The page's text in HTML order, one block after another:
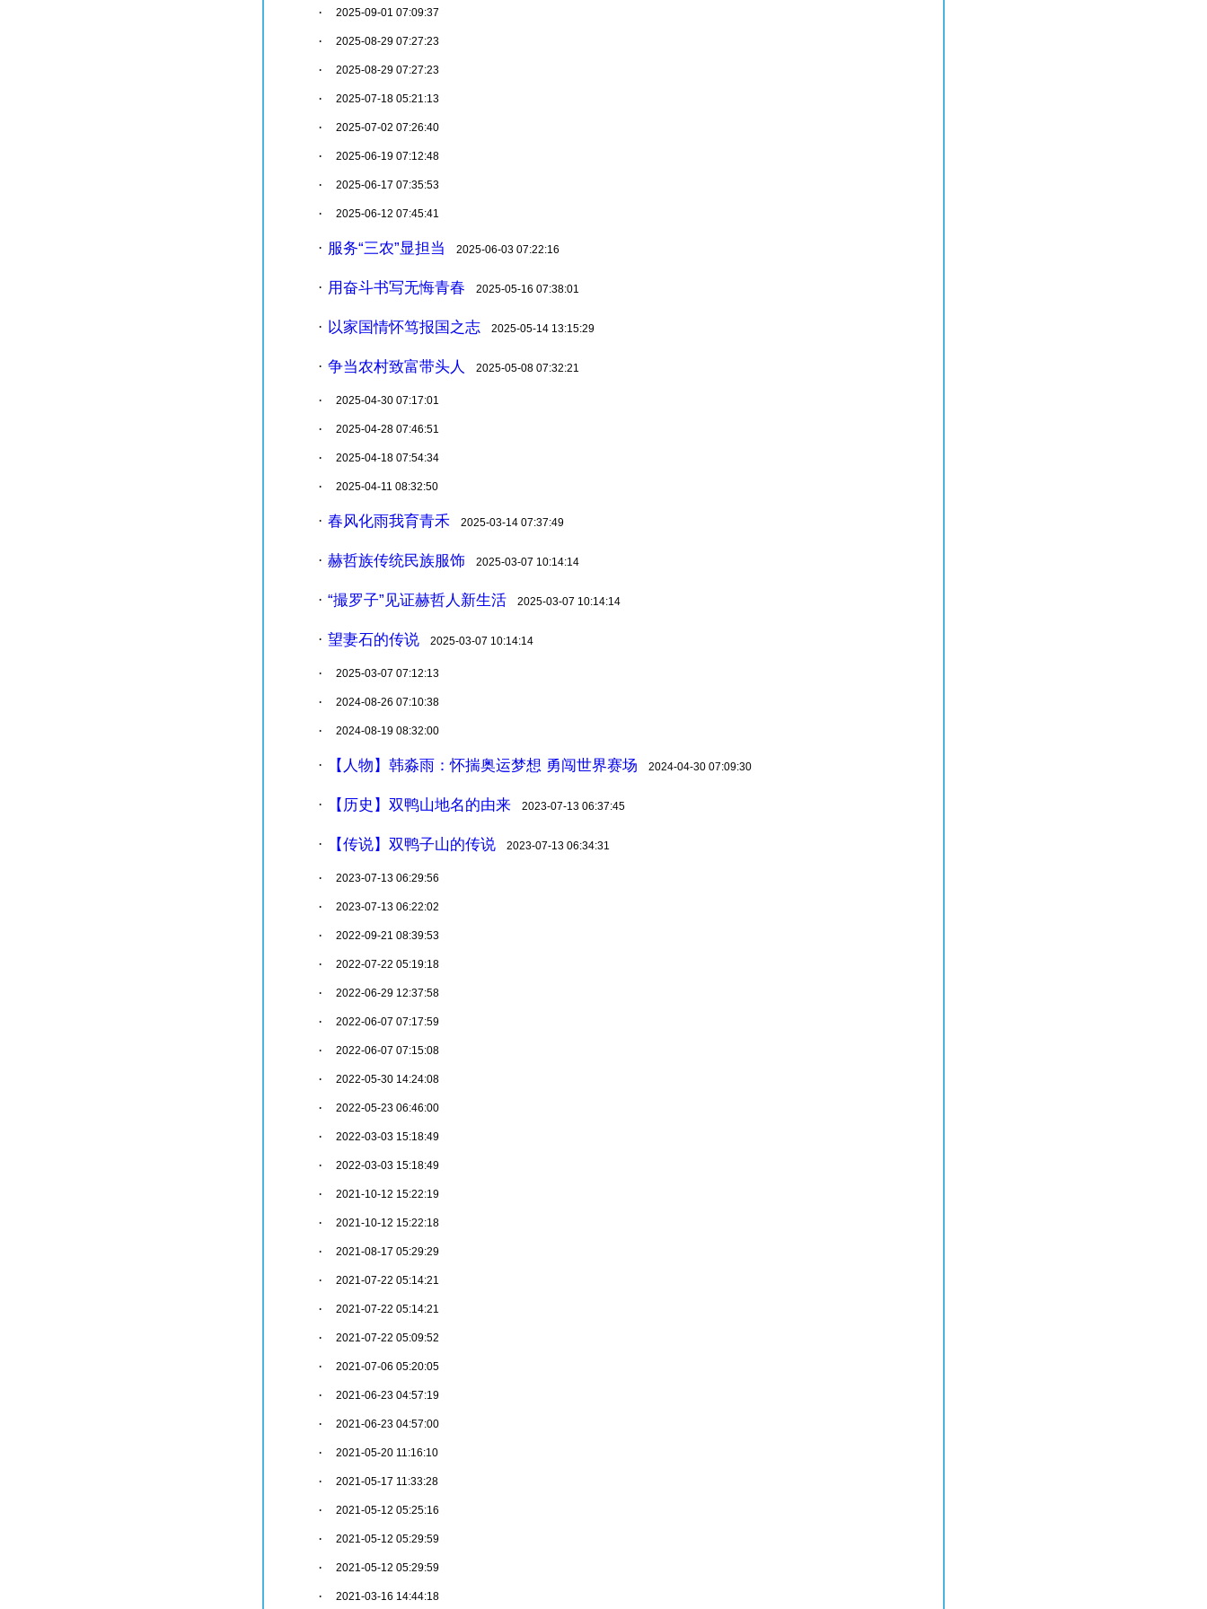
· 2025-09-01 07:09:37
· 2025-08-29 07:27:23
· 2025-08-29 07:27:23
· 2025-07-18 05:21:13
· 2025-07-02 07:26:40
· 2025-06-19 07:12:48
· 2025-06-17 07:35:53
· 2025-06-12 07:45:41
· 服务“三农”显担当 2025-06-03 07:22:16
· 用奋斗书写无悔青春 2025-05-16 07:38:01
· 以家国情怀笃报国之志 2025-05-14 13:15:29
· 争当农村致富带头人 2025-05-08 07:32:21
· 2025-04-30 07:17:01
· 2025-04-28 07:46:51
· 2025-04-18 07:54:34
· 2025-04-11 08:32:50
· 春风化雨我育青禾 2025-03-14 07:37:49
· 赫哲族传统民族服饰 2025-03-07 10:14:14
· “撮罗子”见证赫哲人新生活 2025-03-07 10:14:14
· 望妻石的传说 2025-03-07 10:14:14
· 2025-03-07 07:12:13
· 2024-08-26 07:10:38
· 2024-08-19 08:32:00
· 【人物】韩淼雨：怀揣奥运梦想 勇闯世界赛场 2024-04-30 07:09:30
· 【历史】双鸭山地名的由来 2023-07-13 06:37:45
· 【传说】双鸭子山的传说 2023-07-13 06:34:31
· 2023-07-13 06:29:56
· 2023-07-13 06:22:02
· 2022-09-21 08:39:53
· 2022-07-22 05:19:18
· 2022-06-29 12:37:58
· 2022-06-07 07:17:59
· 2022-06-07 07:15:08
· 2022-05-30 14:24:08
· 2022-05-23 06:46:00
· 2022-03-03 15:18:49
· 2022-03-03 15:18:49
· 2021-10-12 15:22:19
· 2021-10-12 15:22:18
· 2021-08-17 05:29:29
· 2021-07-22 05:14:21
· 2021-07-22 05:14:21
· 2021-07-22 05:09:52
· 2021-07-06 05:20:05
· 2021-06-23 04:57:19
· 2021-06-23 04:57:00
· 2021-05-20 11:16:10
· 2021-05-17 11:33:28
· 2021-05-12 05:25:16
· 2021-05-12 05:29:59
· 2021-05-12 05:29:59
· 2021-03-16 14:44:18